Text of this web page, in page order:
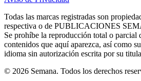
newnewnew
window
new
windowwindow
new
window
Todas las marcas registradas son
respectiva o de PUBLICACIONES
Se prohíbe la reproducción total o parcial
contenidos que aquí aparezca, así como
idioma sin autorización escrita por su
© 2026 Semana. Todos los derechos